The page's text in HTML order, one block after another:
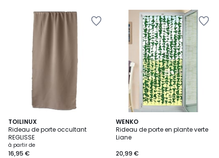
TOILINUX
Rideau de porte occultant
REGLISSE
à partir de
16,95 €
4
Couleurs
WENKO
Rideau de porte en plante verte
Liane
20,99 €
5
/
5